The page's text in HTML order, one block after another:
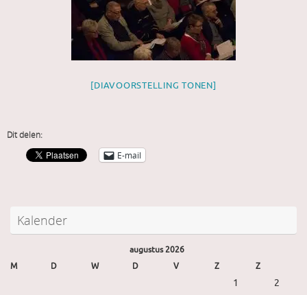
[DIAVOORSTELLING TONEN]
Dit delen:
E-mail
Kalender
augustus 2026
M
D W D V Z Z
1
2